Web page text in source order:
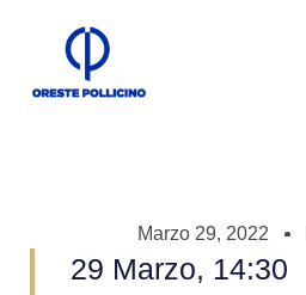
Marzo 29, 2022
29 Marzo, 14:30